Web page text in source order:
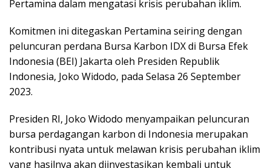
Pertamina dalam mengatasi krisis perubahan iklim.
Komitmen ini ditegaskan Pertamina seiring dengan
peluncuran perdana Bursa Karbon IDX di Bursa Efek
Indonesia (BEI) Jakarta oleh Presiden Republik
Indonesia, Joko Widodo, pada Selasa 26 September
2023.
Presiden RI, Joko Widodo menyampaikan peluncuran
bursa perdagangan karbon di Indonesia merupakan
kontribusi nyata untuk melawan krisis perubahan iklim
yang hasilnya akan diinvestasikan kembali untuk